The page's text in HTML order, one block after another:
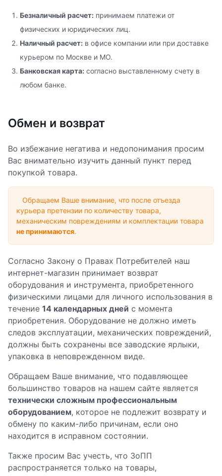
Безналичный расчет: принимаем платежи от
физических и юридических лиц.
Наличный расчет: в офисе компании или при доставке
курьером по Москве и МО.
Банковская карта: согласно выставленному счету в
любом банке.
Обмен и возврат
Во избежание негатива и недопонимания просим
Вас внимательно изучить данный пункт перед
покупкой товара.
Обращаем Ваше внимание, что после отъезда
курьера претензии по количеству товара,
механическим повреждениям и комплектации товара
не принимаются.
Согласно Закону о Правах Потребителей наш
интернет-магазин принимает возврат
оборудования и инструмента, приобретенного
физическими лицами для личного использования в
течение 14 календарных дней с момента
приобретения. Оборудование не должно иметь
следов эксплуатации, механических повреждений,
должны быть сохранены все заводские ярлыки,
упаковка в неповрежденном виде.
Обращаем Ваше внимание, что подавляющее
большинство товаров на нашем сайте является
технически сложным профессиональным
оборудованием, которое не подлежит возврату и
обмену по каким-либо причинам, если оно
находится в исправном состоянии.
Также просим Вас учесть, что ЗоПП
распространяется только на товары,